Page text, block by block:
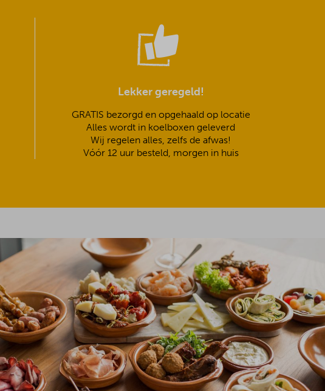
Lekker geregeld!
GRATIS bezorgd en opgehaald op locatie
Alles wordt in koelboxen geleverd
Wij regelen alles, zelfs de afwas!
Vóór 12 uur besteld, morgen in huis